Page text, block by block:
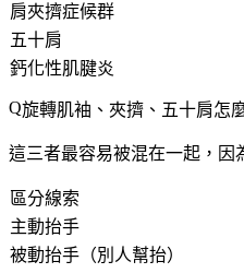
肩夾擠症候群
五十肩
鈣化性肌腱炎
旋轉肌袖、夾擠、五十肩怎
這三者最容易被混在一起，因
區分線索
主動抬手
被動抬手（別人幫抬）